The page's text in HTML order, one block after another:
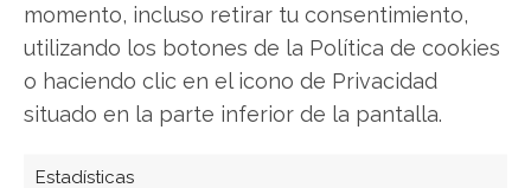
momento, incluso retirar tu consentimiento,
utilizando los botones de la Política de cookies
o haciendo clic en el icono de Privacidad
situado en la parte inferior de la pantalla.
Estadísticas
SOBRE EL AUTOR
Javier Martínez González
tecnológico. Analiza las últimas tendencias en